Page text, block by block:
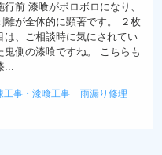
行前 漆喰がボロボロになり、
離が全体的に顕著です。 ２枚
は、ご相談時に気にされてい
鬼側の漆喰ですね。 こちらも
...
工事・漆喰工事 雨漏り修理